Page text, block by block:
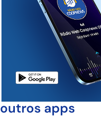
outros apps